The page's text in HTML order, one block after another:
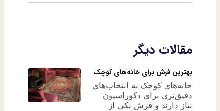
مقالات دیگر
بهترین فرش برای خانه‌های کوچک
خانه‌های کوچک به انتخاب‌های
دقیق‌تری برای دکوراسیون
نیاز دارند و فرش یکی از